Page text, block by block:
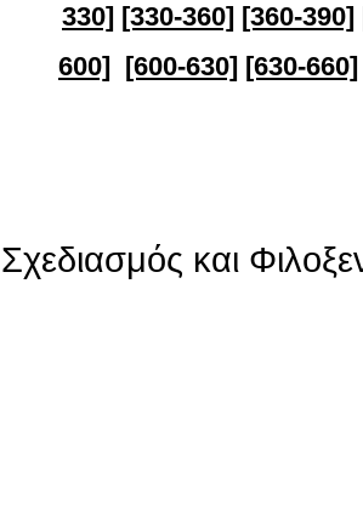
330] [330-360] [360-390]
600] [600-630] [630-660]
Σχεδιασμός και